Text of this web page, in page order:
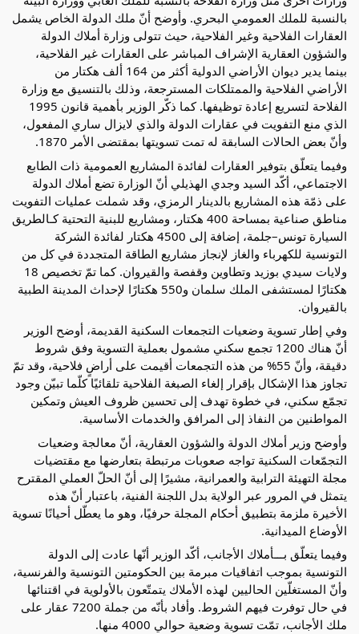
بالنسبة للملك العمومي البحري. وأوضح أنّ ملك الدولة الخاص يشمل
العقارات الفلاحية وغير الفلاحية، حيث تتولى وزارة أملاك الدولة
والشؤون العقارية الإشراف المباشر على العقارات غير الفلاحية،
بينما يدير ديوان الأراضي الدولية أكثر من 164 ألف هكتار من
الأراضي الفلاحية والممتلكات المسترجعة، وذلك بالتنسيق مع وزارة
الفلاحة لتسريع إعادة توظيفها. كما ذكّر الوزير بأهمية قانون 1995
الذي منع التفويت في عقارات الدولة والذي لايزال ساري المفعول،
وأنّ بعض الحالات السابقة له تمت تسويتها بمقتضى الأمر 1870.
وفيما يتعلّق بتوفير العقارات لفائدة المشاريع العمومية ذات الطابع
الاجتماعي، أكّد السيد وجدي الهذيلي أنّ الوزارة تضع أملاك الدولة
على ذمّة هذه المشاريع بالدينار الرمزي، وقد شملت عمليات التفويت
مناطق صناعية بمساحة 400 هكتار، ومشاريع للبنية التحتية كـالطريق
السيارة تونس–جلمة، إضافة إلى 4500 هكتار لفائدة الشركة
التونسية للكهرباء والغاز لإنجاز مشاريع الطاقة المتجددة في كل من
ولايات سيدي بوزيد وتطاوين وقفصة والقيروان. كما تمّ تخصيص 18
هكتارًا لمستشفى الملك سلمان و550 هكتارًا لإحداث المدينة الطبية
بالقيروان.
وفي إطار تسوية وضعيات التجمعات السكنية القديمة، أوضح الوزير
أنّ هناك 1200 تجمع سكني مشمول بعملية التسوية وفق شروط
دقيقة، وأنّ 55% من هذه التجمعات أقيمت على أراضٍ فلاحية، وقد تمّ
تجاوز هذا الإشكال بإقرار إلغاء الصبغة الفلاحية تلقائيًا كلّما تبيّن وجود
تجمّع سكني، في خطوة تهدف إلى تحسين ظروف العيش وتمكين
المواطنين من النفاذ إلى المرافق والخدمات الأساسية.
وأوضح وزير أملاك الدولة والشؤون العقارية، أنّ معالجة وضعيات
التجمّعات السكنية تواجه صعوبات مرتبطة بتعارضها مع مقتضيات
مجلة التهيئة الترابية والعمرانية، مشيرًا إلى أنّ الحلّ العملي المقترح
يتمثل في المرور عبر الولاية بدل اللجنة الفنية، باعتبار أنّ هذه
الأخيرة ملزمة بتطبيق أحكام المجلة حرفيًا، وهو ما يعطّل أحيانًا تسوية
الأوضاع الميدانية.
وفيما يتعلّق بـــأملاك الأجانب، أكّد الوزير أنّها عادت إلى الدولة
التونسية بموجب اتفاقيات مبرمة بين الحكومتين التونسية والفرنسية،
وأنّ المستغلّين الحاليين لهذه الأملاك يتمتّعون بالأولوية في اقتنائها
في حال توفرت فيهم الشروط. وأفاد بأنّه من جملة 7200 عقار على
ملك الأجانب، تمّت تسوية وضعية حوالي 4000 منها.